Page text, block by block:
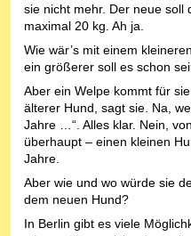
sie nicht mehr. Der neue soll
maximal 20 kg. Ah ja.
Wie wär’s mit einem
ein größerer soll es schon
Aber ein Welpe kommt für
älterer Hund, sagt sie. Na,
Jahre …“. Alles klar. Nein,
überhaupt – einen kleinen
Jahre.
Aber wie und wo würde sie
dem neuen Hund?
In Berlin gibt es viele